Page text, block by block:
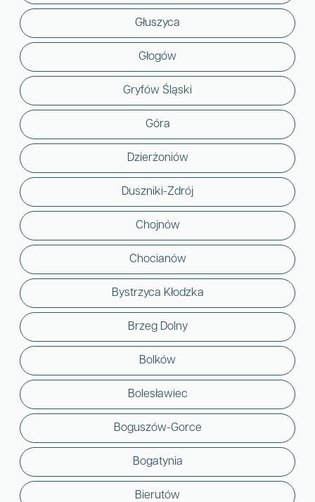
Głuszyca
Głogów
Gryfów Śląski
Góra
Dzierżoniów
Duszniki-Zdrój
Chojnów
Chocianów
Bystrzyca Kłodzka
Brzeg Dolny
Bolków
Bolesławiec
Boguszów-Gorce
Bogatynia
Bierutów